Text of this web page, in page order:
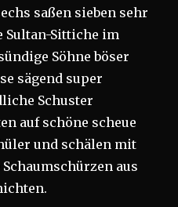
saßen sieben sehr
Sultan-Sittiche im
Söhne böser
sägend super
Schuster
auf schöne scheue
und schälen mit
aus